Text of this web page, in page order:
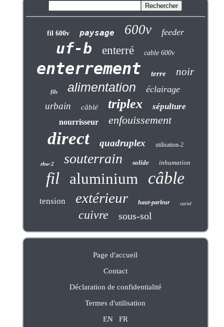
fil 600v paysage 600v feeder
uf-b enterré cable 600v
enterrement terre noir
fils alimentation éclairage
urbain câblé triplex sépulture
nourrisseur enfouissement
direct quadruplex utilisation-2
rhw-2 souterrain solide inhumation
fil aluminium câble
tension extérieur haut-parleur curiel
cuivre sous-sol
Page d'accueil
Contact
Déclaration de confidentialité
Termes d'utilisation
EN
FR